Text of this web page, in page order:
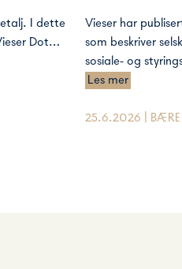
I dette
Dot…
Vieser har
som beskriver
sosiale- og
Les mer
25.6.2026 |